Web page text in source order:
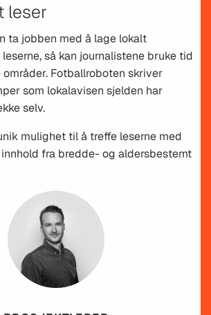
leser
ta jobben med å lage lokalt
så kan journalistene bruke tid
Fotballroboten skriver
som lokalavisen sjelden har
selv.
mulighet til å treffe leserne med
fra bredde- og aldersbestemt